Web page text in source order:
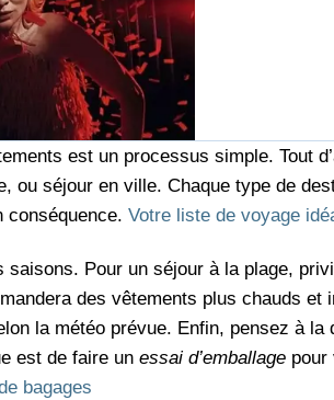
est un processus simple. Tout
ou séjour en ville. Chaque type de
conséquence. Votre liste de voyage
saisons. Pour un séjour à la plage,
des vêtements plus chauds
la météo prévue. Enfin, pensez à
est de faire un essai d’emballage pour
bagages